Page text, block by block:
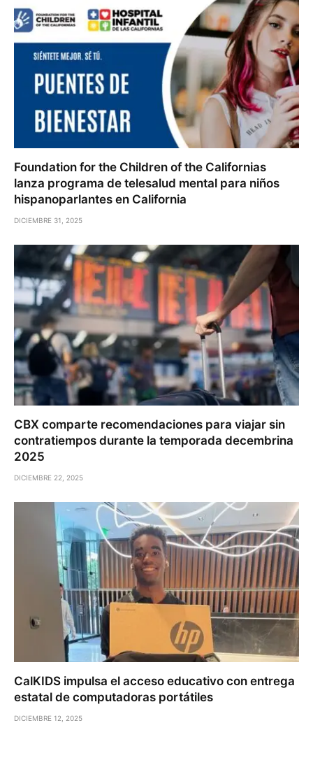
Foundation for the Children of the Californias
lanza programa de telesalud mental para niños
hispanoparlantes en California
DICIEMBRE 31, 2025
CBX comparte recomendaciones para viajar sin
contratiempos durante la temporada decembrina
2025
DICIEMBRE 22, 2025
CalKIDS impulsa el acceso educativo con entrega
estatal de computadoras portátiles
DICIEMBRE 12, 2025